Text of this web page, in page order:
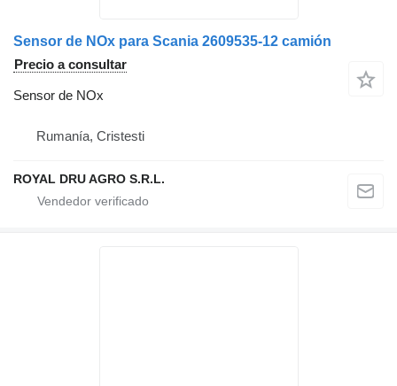
Sensor de NOx para Scania 2609535-12 camión
Precio a consultar
Sensor de NOx
Rumanía, Cristesti
ROYAL DRU AGRO S.R.L.